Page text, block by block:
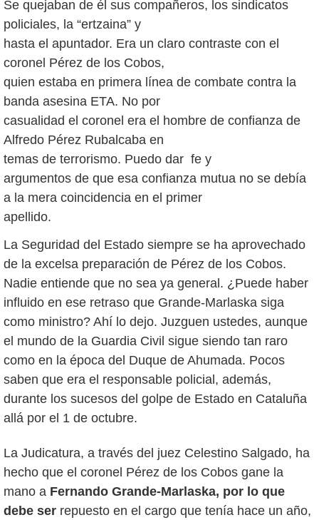
Se quejaban de él sus compañeros, los sindicatos
policiales, la “ertzaina” y
hasta el apuntador. Era un claro contraste con el
coronel Pérez de los Cobos,
quien estaba en primera línea de combate contra la
banda asesina ETA. No por
casualidad el coronel era el hombre de confianza de
Alfredo Pérez Rubalcaba en
temas de terrorismo. Puedo dar fe y
argumentos de que esa confianza mutua no se debía
a la mera coincidencia en el primer
apellido.
La Seguridad del Estado siempre se ha aprovechado
de la excelsa preparación de Pérez de los Cobos.
Nadie entiende que no sea ya general. ¿Puede haber
influido en ese retraso que Grande-Marlaska siga
como ministro? Ahí lo dejo. Juzguen ustedes, aunque
el mundo de la Guardia Civil sigue siendo tan raro
como en la época del Duque de Ahumada. Pocos
saben que era el responsable policial, además,
durante los sucesos del golpe de Estado en Cataluña
allá por el 1 de octubre.
La Judicatura, a través del juez Celestino Salgado, ha
hecho que el coronel Pérez de los Cobos gane la
mano a Fernando Grande-Marlaska, por lo que
debe ser repuesto en el cargo que tenía hace un año,